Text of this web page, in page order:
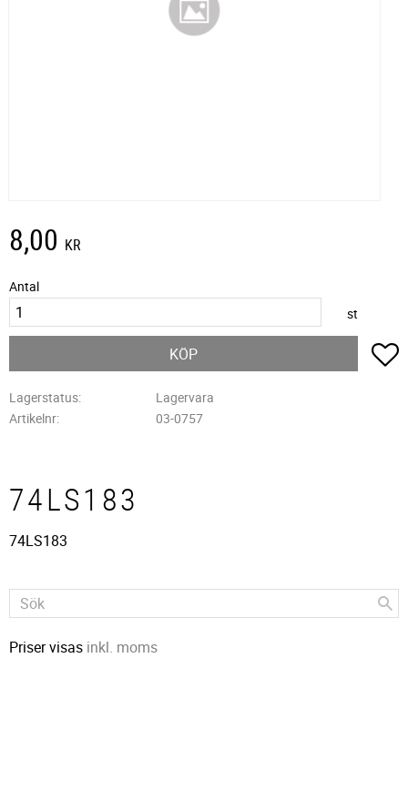
8,00 KR
Antal
st
KÖP
Lagerstatus
Lagervara
Artikelnr
03-0757
74LS183
74LS183
Priser visas inkl. moms